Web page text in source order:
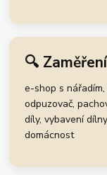
🔍
e-shop s
odpuzovač,
díly, vybavení
domácnost